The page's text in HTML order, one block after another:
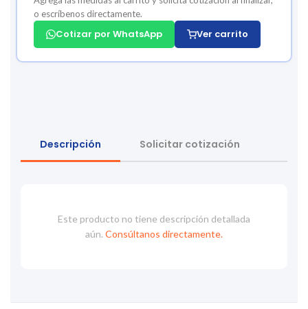
o escríbenos directamente.
Cotizar por WhatsApp Ver carrito
Descripción Solicitar cotización
Este producto no tiene descripción detallada
aún. Consúltanos directamente.